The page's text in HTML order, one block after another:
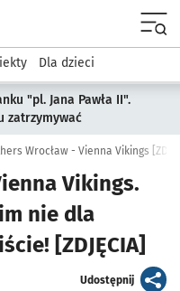
Sport i rekreacja
Dla dzieci
"pl. Jana Pawła II".
zatrzymywać
Wrocław - Vienna Vikings
Vikings.
nie dla
[ZDJĘCIA]
Udostępnijartykuł